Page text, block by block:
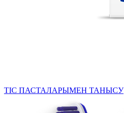
ТІС ПАСТАЛАРЫМЕН ТАНЫСУ